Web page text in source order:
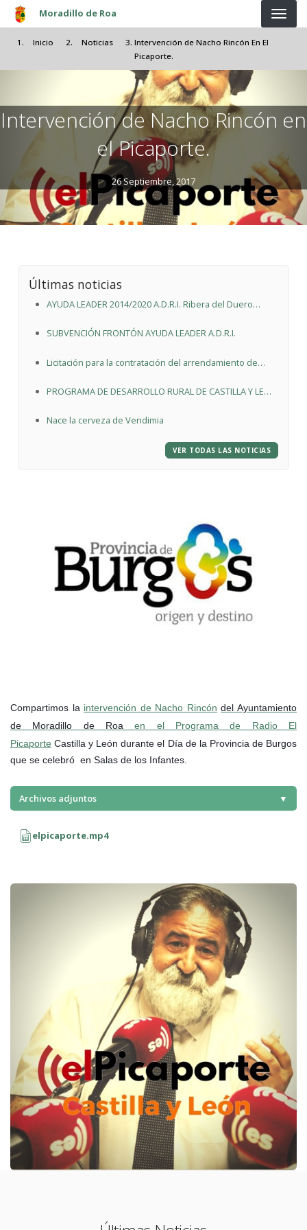
Pasar al contenido principal
Moradillo de Roa
Inicio Noticias
Intervención de Nacho Rincón En El
Picaporte.
Intervención de Nacho Rincón en
el Picaporte.
26 Septiembre, 2017
Últimas noticias
AYUDA LEADER 2014/2020 A.D.R.I. Ribera del Duero
bodegas"
SUBVENCIÓN FRONTÓN AYUDA LEADER A.D.R.I.
Licitación para la contratación del arrendamiento de
PROGRAMA DE DESARROLLO RURAL DE CASTILLA Y LEÓN
Nace la cerveza de Vendimia
VER TODAS LAS NOTICIAS
Compartimos la intervención de Nacho Rincón del Ayuntamiento
de Moradillo de Roaen el Programa de Radio El
Picaporte Castilla y León durante el Día de la Provincia de Burgos
que se celebró en Salas de los Infantes.
Archivos adjuntos ▼
elpicaporte.mp4